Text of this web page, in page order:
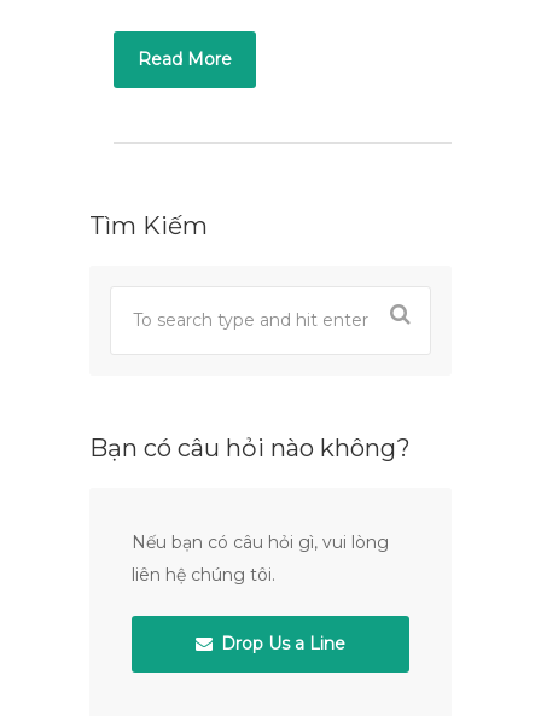
Read More
Tìm Kiếm
Bạn có câu hỏi nào không?
Nếu bạn có câu hỏi gì, vui lòng
liên hệ chúng tôi.
Drop Us a Line